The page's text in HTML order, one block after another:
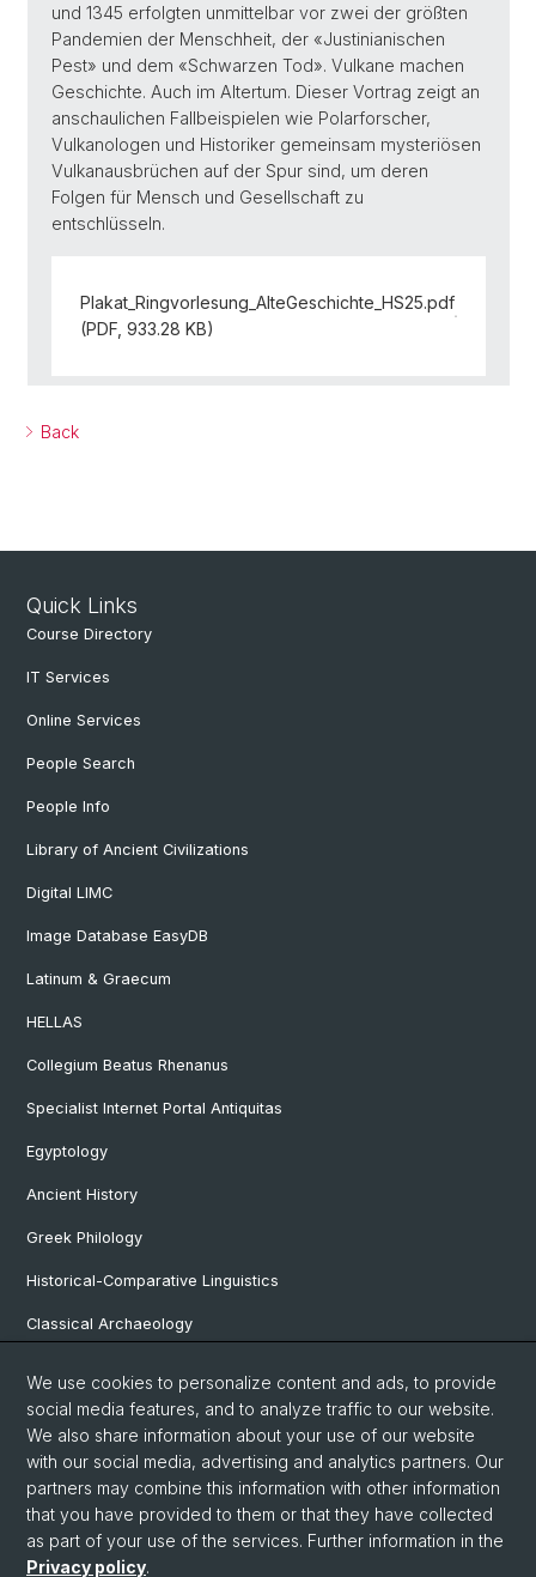
und 1345 erfolgten unmittelbar vor zwei der größten
Pandemien der Menschheit, der «Justinianischen
Pest» und dem «Schwarzen Tod». Vulkane machen
Geschichte. Auch im Altertum. Dieser Vortrag zeigt an
anschaulichen Fallbeispielen wie Polarforscher,
Vulkanologen und Historiker gemeinsam mysteriösen
Vulkanausbrüchen auf der Spur sind, um deren
Folgen für Mensch und Gesellschaft zu
entschlüsseln.
Plakat_Ringvorlesung_AlteGeschichte_HS25.pdf
(PDF, 933.28 KB)
Back
Quick Links
Course Directory
IT Services
Online Services
People Search
People Info
Library of Ancient Civilizations
Digital LIMC
Image Database EasyDB
Latinum & Graecum
HELLAS
Collegium Beatus Rhenanus
Specialist Internet Portal Antiquitas
Egyptology
Ancient History
Greek Philology
Historical-Comparative Linguistics
Classical Archaeology
Pre- and Protohistorical and Provincial Roman Archaeology
Vindonissa Professorship
© University of Basel
We use cookies to personalize content and ads, to provide
social media features, and to analyze traffic to our website.
We also share information about your use of our website
with our social media, advertising and analytics partners. Our
partners may combine this information with other information
that you have provided to them or that they have collected
as part of your use of the services. Further information in the
Privacy policy.